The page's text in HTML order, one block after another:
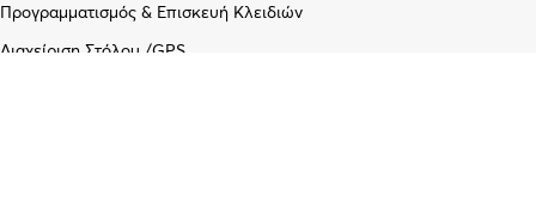
Προγραμματισμός & Επισκευή Κλειδιών
Διαχείριση Στόλου /GPS